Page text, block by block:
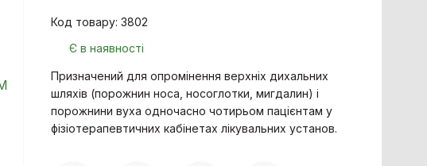
Код товару: 3802
Є в наявності
Призначений для опромінення верхніх дихальних
шляхів (порожнин носа, носоглотки, мигдалин) і
порожнини вуха одночасно чотирьом пацієнтам у
фізіотерапевтичних кабінетах лікувальних установ.